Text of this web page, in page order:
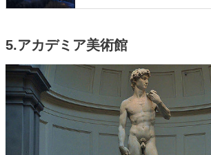
5.アカデミア美術館